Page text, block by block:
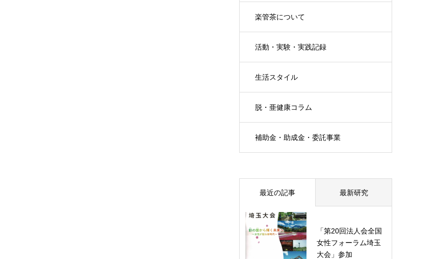
楽管茶について
活動・実験・実践記録
生活スタイル
脱・亜健康コラム
補助金・助成金・委託事業
最近の記事 最新研究
「第20回法人会全国
女性フォーラム埼玉
大会」参加